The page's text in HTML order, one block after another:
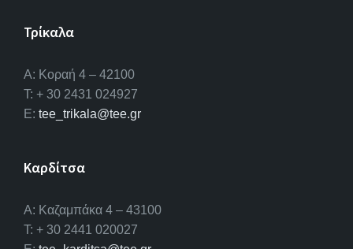
Τρίκαλα
Α: Κοραή 4 – 42100
T: + 30 2431 024927
E: tee_trikala@tee.gr
Καρδίτσα
Α: Καζαμπάκα 4 – 43100
T: + 30 2441 020027